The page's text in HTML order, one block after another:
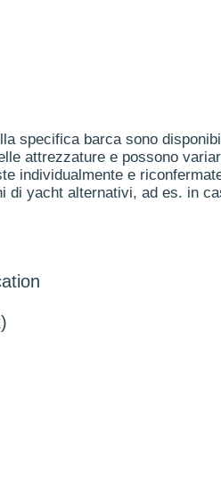
specifica barca sono
attrezzature e possono
individualmente e
yacht alternativi, ad es. in